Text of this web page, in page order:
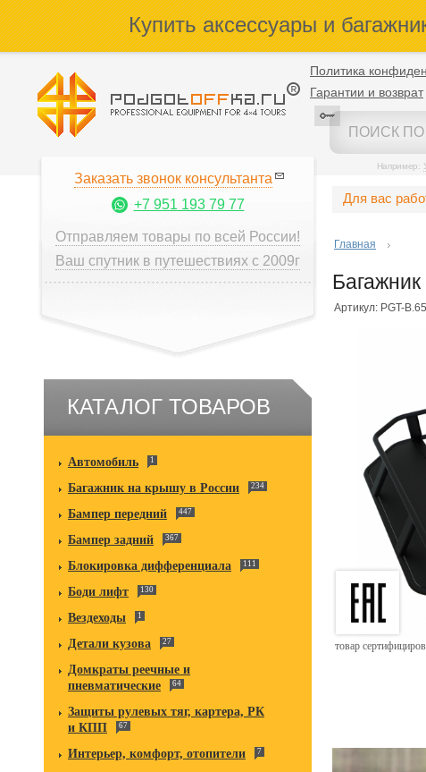
Купить аксессуары и
Политика
Гарантии и возврат
Например:
Заказать звонок консультанта
+7 951 193 79 77
Отправляем товары по всей России!
Ваш спутник в путешествиях с 2009г
КАТАЛОГ ТОВАРОВ
Автомобиль 1
Багажник на крышу в России 234
Бампер передний 447
Бампер задний 367
Блокировка дифференциала 111
Боди лифт 130
Вездеходы 1
Детали кузова 27
Домкраты реечные и
пневматические
64
Защиты рулевых тяг, картера, РК
и КПП
67
Интерьер, комфорт, отопители 7
Для вас
Главная
Артикул: PGT-B.65
товар